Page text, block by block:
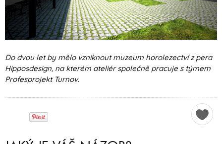
Do dvou let by mělo vzniknout muzeum horolezectví z pera
Hipposdesign, na kterém ateliér společně pracuje s týmem
Profesprojekt Turnov.